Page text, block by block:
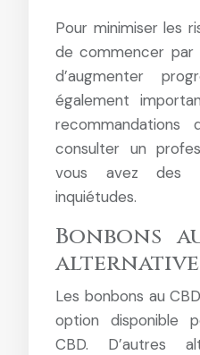
Pour minimiser les
de commencer par
d’augmenter
également
consulter un
vous avez des
inquiétudes.
Bonbons
Les bonbons au
option disponible
CBD. D’autres